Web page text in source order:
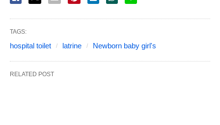
TAGS:
hospital toilet latrine Newborn baby girl's
RELATED POST